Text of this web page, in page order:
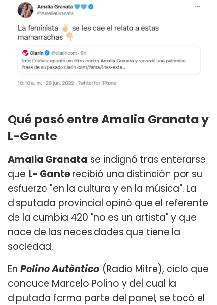
Qué pasó entre Amalia Granata y
L-Gante
Amalia Granata se indignó tras enterarse
que L- Ganterecibió una distinción por su
esfuerzo "en la cultura y en la música". La
disputada provincial opinó que el referente
de la cumbia 420 "no es un artista" y que
nace de las necesidades que tiene la
sociedad.
En Polino Autèntico (Radio Mitre), ciclo que
conduce Marcelo Polino y del cual la
diputada forma parte del panel, se tocó el